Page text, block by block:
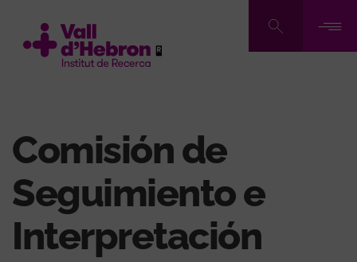
contenido
Comisión de
Seguimiento e
Interpretación